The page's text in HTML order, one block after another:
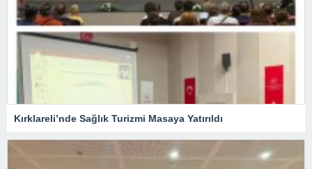
Kırklareli’nde Sağlık Turizmi Masaya Yatırıldı